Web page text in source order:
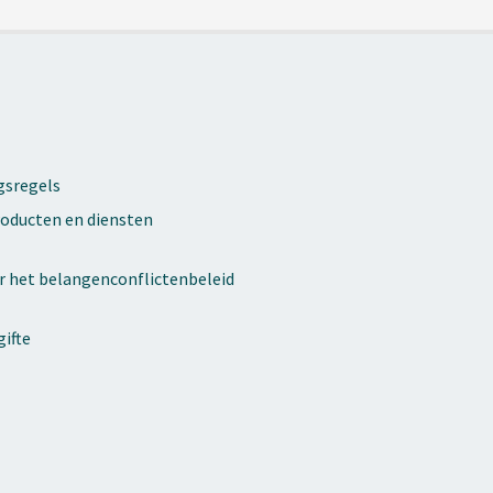
en diensten
het belangenconflictenbeleid